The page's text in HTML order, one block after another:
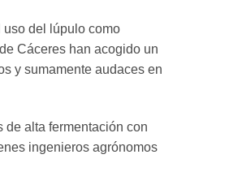
uso del lúpulo como
Cáceres han acogido un
y sumamente audaces en
alta fermentación con
ingenieros agrónomos